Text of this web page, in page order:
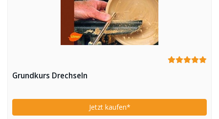
Grundkurs Drechseln
Jetzt kaufen*